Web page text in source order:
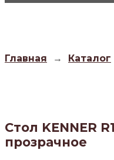
Главная → Каталог
Стол KENNER
прозрачное